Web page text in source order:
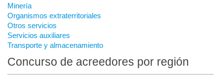
Minería
Organismos extraterritoriales
Otros servicios
Servicios auxiliares
Transporte y almacenamiento
Concurso de acreedores por región